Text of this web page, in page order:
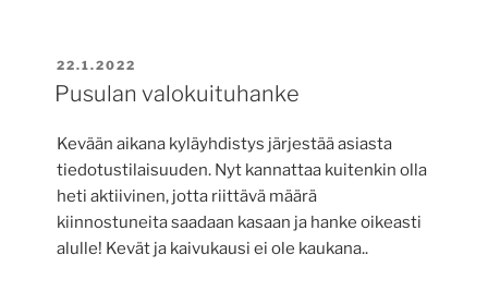
JULKAISTU
22.1.2022
Pusulan valokuituhanke
Kevään aikana kyläyhdistys järjestää asiasta
tiedotustilaisuuden. Nyt kannattaa kuitenkin olla
heti aktiivinen, jotta riittävä määrä
kiinnostuneita saadaan kasaan ja hanke oikeasti
alulle! Kevät ja kaivukausi ei ole kaukana..